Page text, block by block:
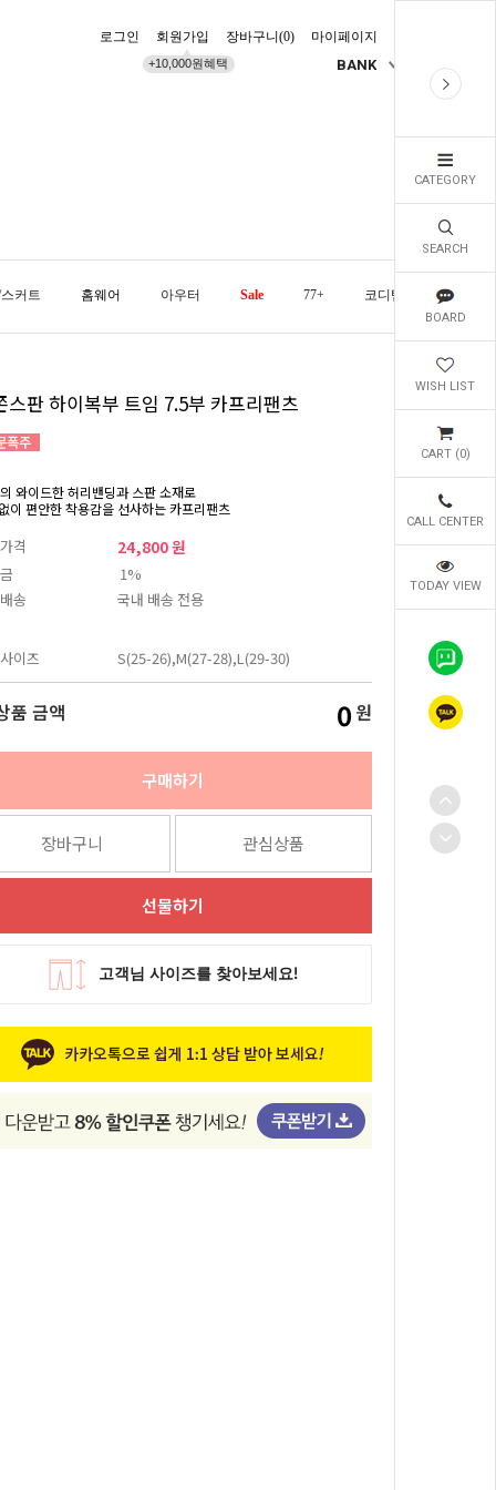
CATEGORY
SEARCH
BOARD
WISH LIST
CART (0)
CALL CENTER
TODAY VIEW
로그인 회원가입
+10,000원혜택
장바구니(0) 마이페이지
BANK
커트 홈웨어 아우터 Sale 77+ 코디템 오늘발송
스판 하이복부 트임 7.5부 카프리팬츠
와이드한 허리밴딩과 스판 소재로
이 편안한 착용감을 선사하는 카프리팬츠
격 24,800 원
1%
송
국내 배송 전용
이즈 S(25-26),M(27-28),L(29-30)
품 금액 0 원
구매하기
장바구니 관심상품
선물하기